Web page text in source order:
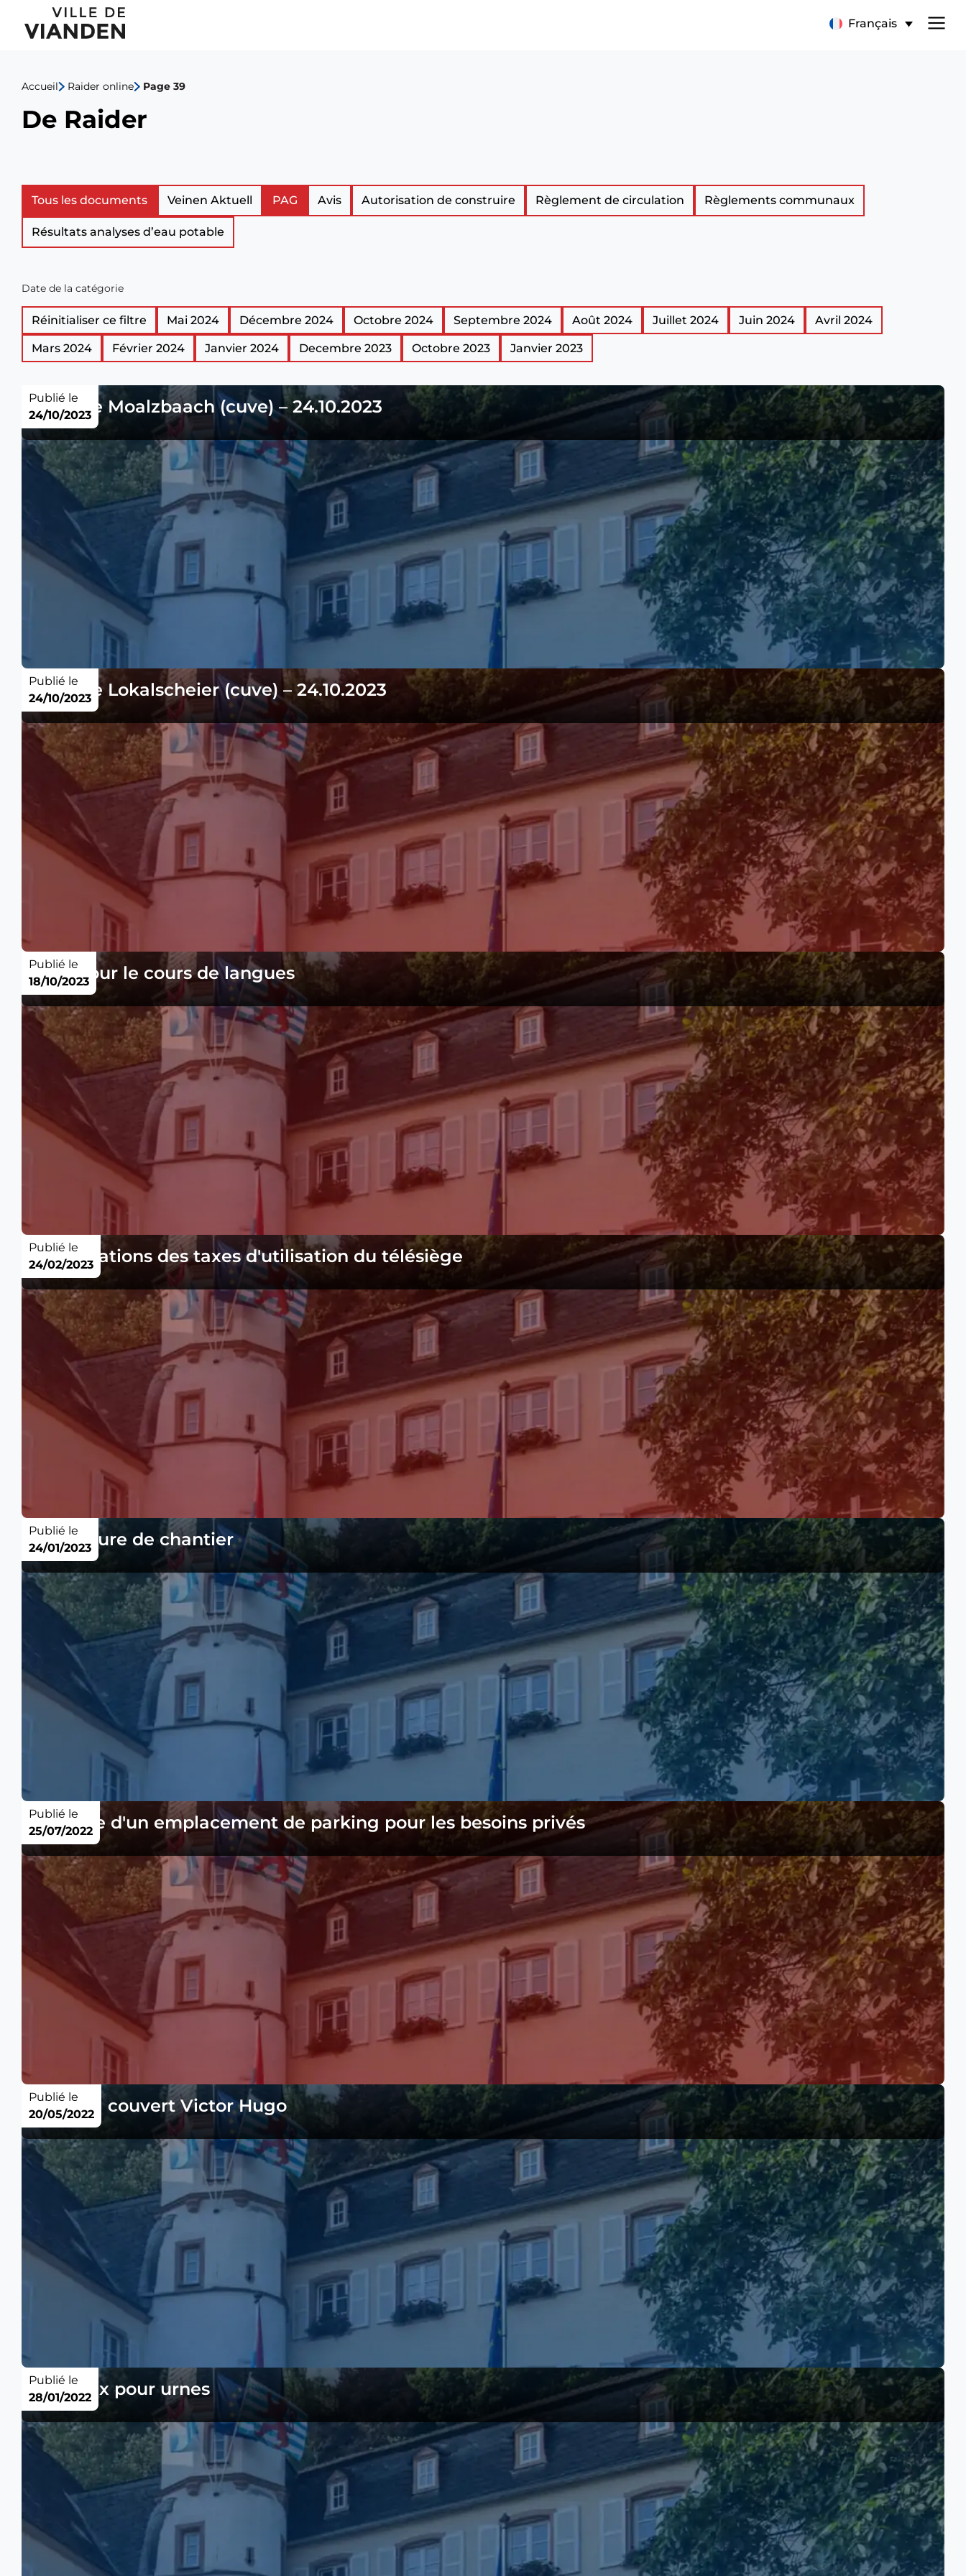
De
Raider
Français
Menu
navigation
principal
Accueil Raider online Page 39
De Raider
Liste
des
documents
officiels
Tous les documents Veinen Aktuell PAG Avis Autorisation de construire Règlement de circulation Règlements communaux
Résultats analyses d’eau potable
Date de la catégorie
Réinitialiser ce filtre Mai 2024 Décembre 2024 Octobre 2024 Septembre 2024 Août 2024 Juillet 2024 Juin 2024 Avril 2024
Mars 2024 Février 2024 Janvier 2024 Decembre 2023 Octobre 2023 Janvier 2023
Analyse Moalzbaach (cuve) – 24.10.2023
Publié le
24/10/2023
Analyse Lokalscheier (cuve) – 24.10.2023
Publié le
24/10/2023
Tarif pour le cours de langues
Publié le
18/10/2023
Approbations des taxes d'utilisation du télésiège
Publié le
24/02/2023
Fermeture de chantier
Publié le
24/01/2023
Blocage d'un emplacement de parking pour les besoins privés
Publié le
25/07/2022
Parking couvert Victor Hugo
Publié le
20/05/2022
Caveaux pour urnes
Publié le
28/01/2022